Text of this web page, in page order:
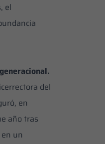
el
del
en
año tras
un